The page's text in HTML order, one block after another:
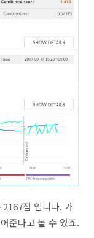
점 입니다. 가
준다고 볼 수 있죠.